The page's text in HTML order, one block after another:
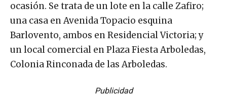
ocasión. Se trata de un lote en la calle Zafiro;
una casa en Avenida Topacio esquina
Barlovento, ambos en Residencial Victoria; y
un local comercial en Plaza Fiesta Arboledas,
Colonia Rinconada de las Arboledas.
Publicidad